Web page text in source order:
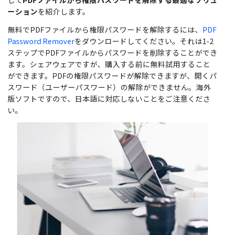
PDF を Excel に変換
PDF を結合
PDF をトリミング
他のオンラインツール
ページ処理
トリミング
一括処理
共有・保護
PDF 共有
PDF データ抽出
PDF 電子署名
閲覧・活用
PDF 閲覧
PDF 注釈
テレワークに関する
活用Tips
活用教室
役立つPDFテンプレート
PowerPointテンプレート
サポート
システム要件
よくある質問
ーションを紹介します。
無料でPDFファイルから権限パスワードを解除するには、 PDF
Password Removerをダウンロードしてください。それは1-2
ステップでPDFファイルからパスワードを削除することができ
ます。シェアウェアですが、購入する前に無料試用すること
ができます。PDFの権限パスワードが解除できますが、開くパ
スワード（ユーザーパスワード）の解除ができません。海外
版ソフトですので、日本語に対応しないことをご注意くださ
い。